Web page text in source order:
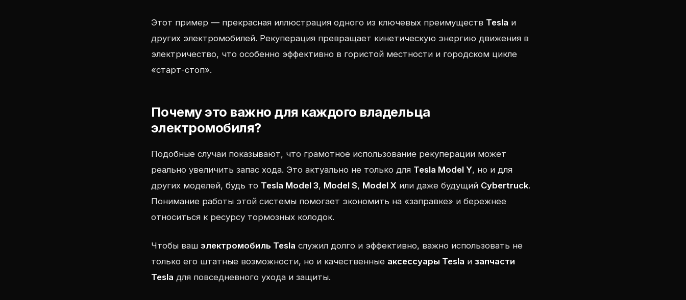
Этот пример — прекрасная иллюстрация одного из ключевых преимуществ Tesla и
других электромобилей. Рекуперация превращает кинетическую энергию движения в
электричество, что особенно эффективно в гористой местности и городском цикле
«старт-стоп».
Почему это важно для каждого владельца
электромобиля?
Подобные случаи показывают, что грамотное использование рекуперации может
реально увеличить запас хода. Это актуально не только для Tesla Model Y, но и для
других моделей, будь то Tesla Model 3, Model S, Model X или даже будущий Cybertruck.
Понимание работы этой системы помогает экономить на «заправке» и бережнее
относиться к ресурсу тормозных колодок.
Чтобы ваш электромобиль Tesla служил долго и эффективно, важно использовать не
только его штатные возможности, но и качественные аксессуары Tesla и запчасти
Tesla для повседневного ухода и защиты.